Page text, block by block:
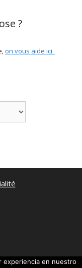
?
on vous aide ici.
experiencia en nuestro